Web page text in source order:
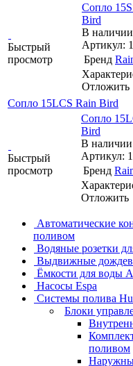
Быстрый
просмотр
Сопло
Bird
В наличии
Артикул:
Бренд
Отложить
Сопло 15LCS Rain Bird
Быстрый
просмотр
Сопло
Bird
В наличии
Артикул:
Бренд
Отложить
Автоматические
поливом
Водяные розетки
Выдвижные
Ёмкости для воды
Насосы Espa
Системы полива
Блоки
поливом